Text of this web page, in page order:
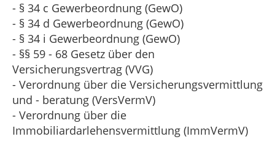
- § 34 c Gewerbeordnung (GewO)
- § 34 d Gewerbeordnung (GewO)
- § 34 i Gewerbeordnung (GewO)
- §§ 59 - 68 Gesetz über den
Versicherungsvertrag (VVG)
- Verordnung über die Versicherungsvermittlung
und - beratung (VersVermV)
- Verordnung über die
Immobiliardarlehensvermittlung (ImmVermV)